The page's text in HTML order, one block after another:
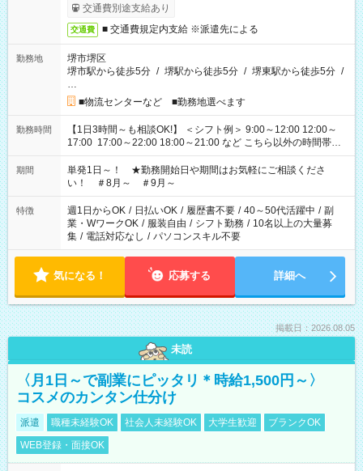
交通費別途支給あり
交通費 ■ 交通費規定内支給 ※派遣先による
勤務地
堺市堺区
堺市駅から徒歩5分 / 堺駅から徒歩5分 / 堺東駅から徒歩5分 /
…
■物流センターなど ■勤務地選べます
勤務時間
【1日3時間～も相談OK!】 ＜シフト例＞ 9:00～12:00 12:00～
17:00 17:00～22:00 18:00～21:00 など こちら以外の時間帯も
お気軽にご相談ください！
期間
単発1日～！ ★勤務開始日や期間はお気軽にご相談くださ
い！ ＃8月～ ＃9月～
特徴 週1日からOK / 日払いOK / 履歴書不要 / 40～50代活躍中 / 副
業・WワークOK / 服装自由 / シフト勤務 / 10名以上の大量募
集 / 電話対応なし / パソコンスキル不要
気になる！ 応募する 詳細へ
掲載日：2026.08.05
未読
〈月1日～で副業にピッタリ＊時給1,500円～〉
コスメのカンタン仕分け
派遣 職種未経験OK 社会人未経験OK 大学生歓迎
ブランクOK
WEB登録・面接OK